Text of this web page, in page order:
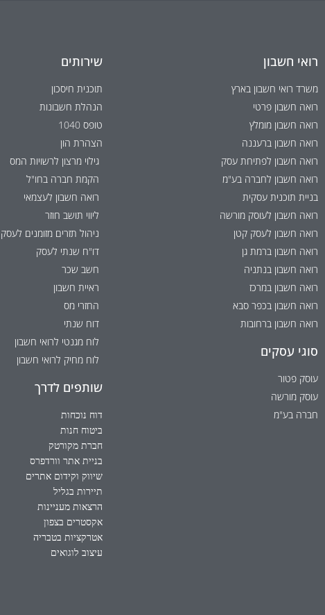
רואי חשבון
משרד רואי חשבון בארץ
רואה חשבון פרטי
רואה חשבון מומלץ
רואה חשבון ברעננה
רואה חשבון לפתיחת עסק
רואה חשבון לחברה בע"מ
בניית תוכנית עסקית
רואה חשבון לעוסק מורשה
רואה חשבון לעסק קטן
רואה חשבון ברמת גן
רואה חשבון בנתניה
רואה חשבון במרכז
רואה חשבון בכפר סבא
רואה חשבון ברחובות
סוגי עסקים
עוסק פטור
עוסק מורשה
חברה בע"מ
שירותים
תוכנית חיסכון
הנהלת חשבונות
טופס 1040
הצהרת הון
גילוי מרצון לרשויות המס
הקמת חברה בחו"ל
רואה חשבון לעצמאי
ליווי תושב חוזר
ניהול תזרים מזומנים לעסק
דו"ח שנתי לעסק
חשב שכר
ראיית חשבון
החזרי מס
דוח שנתי
לוח מגנטי לרואי חשבון
לוח מחיק לרואי חשבון
שותפים לדרך
דוח נוכחות
ביטוח חנות
חברת מקורטק
בניית אתר וורדפרס
שיווק וקידום אתרים
תיירות בגליל
הרצאות מעניינות
אקסטרים בצפון
אטרקציות בטבריה
עיצוב לוגואים